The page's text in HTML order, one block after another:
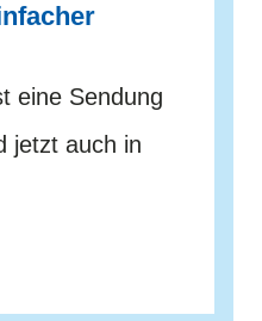
eine Sendung
jetzt auch in